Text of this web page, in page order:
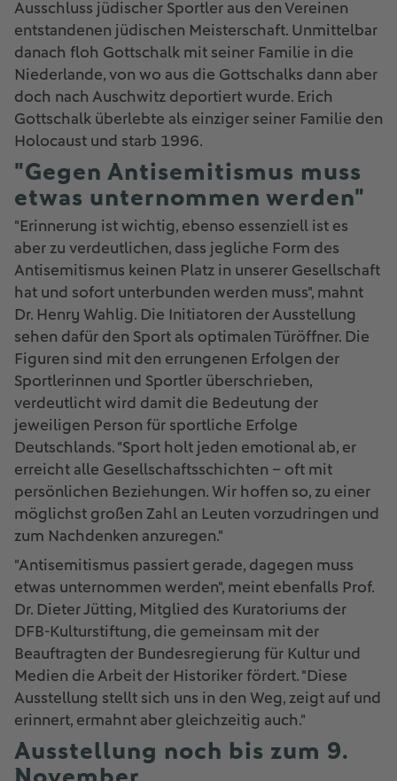
Ausschluss jüdischer Sportler aus den Vereinen
entstandenen jüdischen Meisterschaft. Unmittelbar
danach floh Gottschalk mit seiner Familie in die
Niederlande, von wo aus die Gottschalks dann aber
doch nach Auschwitz deportiert wurde. Erich
Gottschalk überlebte als einziger seiner Familie den
Holocaust und starb 1996.
"Gegen Antisemitismus muss
etwas unternommen werden"
"Erinnerung ist wichtig, ebenso essenziell ist es
aber zu verdeutlichen, dass jegliche Form des
Antisemitismus keinen Platz in unserer Gesellschaft
hat und sofort unterbunden werden muss", mahnt
Dr. Henry Wahlig. Die Initiatoren der Ausstellung
sehen dafür den Sport als optimalen Türöffner. Die
Figuren sind mit den errungenen Erfolgen der
Sportlerinnen und Sportler überschrieben,
verdeutlicht wird damit die Bedeutung der
jeweiligen Person für sportliche Erfolge
Deutschlands. "Sport holt jeden emotional ab, er
erreicht alle Gesellschaftsschichten – oft mit
persönlichen Beziehungen. Wir hoffen so, zu einer
möglichst großen Zahl an Leuten vorzudringen und
zum Nachdenken anzuregen."
"Antisemitismus passiert gerade, dagegen muss
etwas unternommen werden", meint ebenfalls Prof.
Dr. Dieter Jütting, Mitglied des Kuratoriums der
DFB-Kulturstiftung, die gemeinsam mit der
Beauftragten der Bundesregierung für Kultur und
Medien die Arbeit der Historiker fördert. "Diese
Ausstellung stellt sich uns in den Weg, zeigt auf und
erinnert, ermahnt aber gleichzeitig auch."
Ausstellung noch bis zum 9.